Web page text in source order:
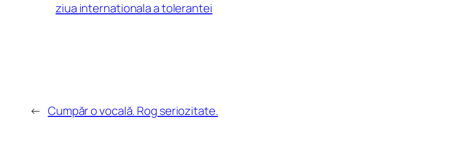
ziua internationala a tolerantei
← Cumpăr o vocală. Rog seriozitate.